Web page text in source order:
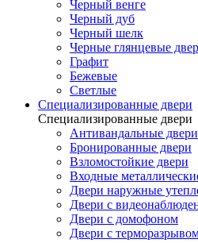
Черный венге
Черный дуб
Черный шелк
Черные глянцевые
Графит
Бежевые
Светлые
Специализированные двери
Специализированные двери
Антивандальные двери
Бронированные двери
Взломостойкие двери
Входные
Двери наружные
Двери с
Двери с домофоном
Двери с